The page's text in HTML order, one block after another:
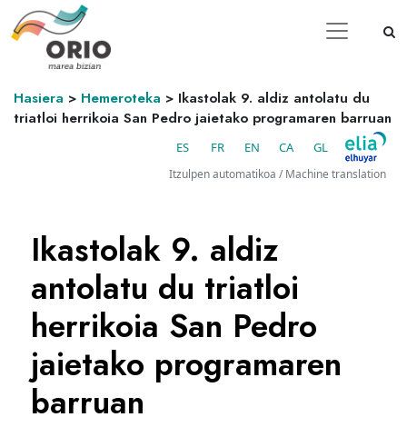
Hasiera > Hemeroteka > Ikastolak 9. aldiz antolatu du
triatloi herrikoia San Pedro jaietako programaren barruan
ES FR EN CA GL
Itzulpen automatikoa / Machine translation
Ikastolak 9. aldiz
antolatu du triatloi
herrikoia San Pedro
jaietako programaren
barruan